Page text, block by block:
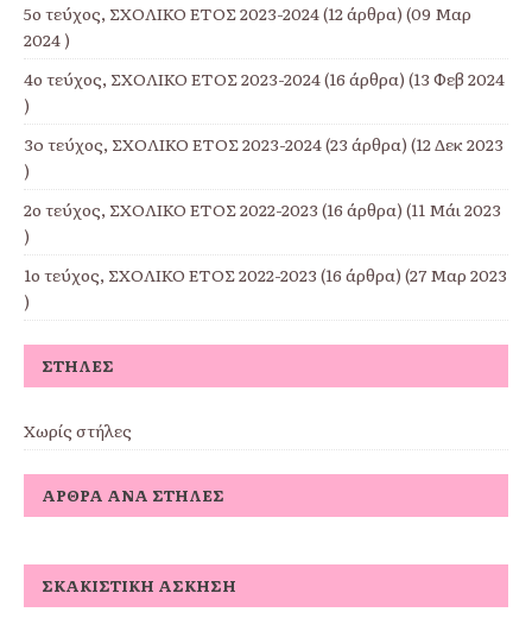
5ο τεύχος, ΣΧΟΛΙΚΟ ΕΤΟΣ 2023-2024(12 άρθρα) (09 Μαρ
2024 )
4ο τεύχος, ΣΧΟΛΙΚΟ ΕΤΟΣ 2023-2024(16 άρθρα) (13 Φεβ 2024
)
3o τεύχος, ΣΧΟΛΙΚΟ ΕΤΟΣ 2023-2024(23 άρθρα) (12 Δεκ 2023
)
2ο τεύχος, ΣΧΟΛΙΚΟ ΕΤΟΣ 2022-2023 (16 άρθρα) (11 Μάι 2023
)
1ο τεύχος, ΣΧΟΛΙΚΟ ΕΤΟΣ 2022-2023 (16 άρθρα) (27 Μαρ 2023
)
ΣΤΉΛΕΣ
Χωρίς στήλες
ΆΡΘΡΑ ΑΝΆ ΣΤΉΛΕΣ
ΣΚΑΚΙΣΤΙΚΉ ΆΣΚΗΣΗ